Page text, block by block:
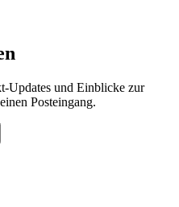
Updates und Einblicke zur
Posteingang.